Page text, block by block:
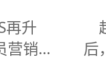
再升
营销玩
后